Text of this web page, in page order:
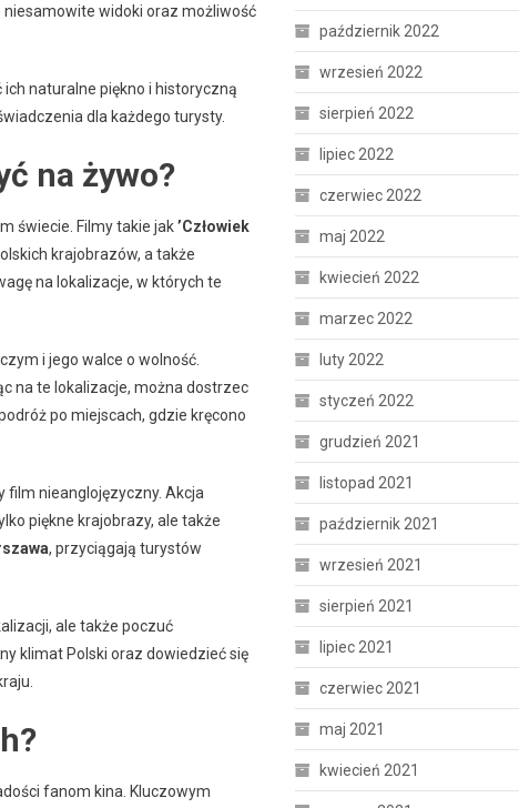
niesamowite widoki oraz możliwość
ich naturalne piękno i historyczną
dla każdego turysty.
na żywo?
świecie. Filmy takie jak’Człowiek
krajobrazów, a także
na lokalizacje, w których te
i jego walce o wolność.
na te lokalizacje, można dostrzec
po miejscach, gdzie kręcono
film nieanglojęzyczny. Akcja
piękne krajobrazy, ale także
, przyciągają turystów
ale także poczuć
klimat Polski oraz dowiedzieć się
fanom kina. Kluczowym
październik 2022
wrzesień 2022
sierpień 2022
lipiec 2022
czerwiec 2022
maj 2022
kwiecień 2022
marzec 2022
luty 2022
styczeń 2022
grudzień 2021
listopad 2021
październik 2021
wrzesień 2021
sierpień 2021
lipiec 2021
czerwiec 2021
maj 2021
kwiecień 2021